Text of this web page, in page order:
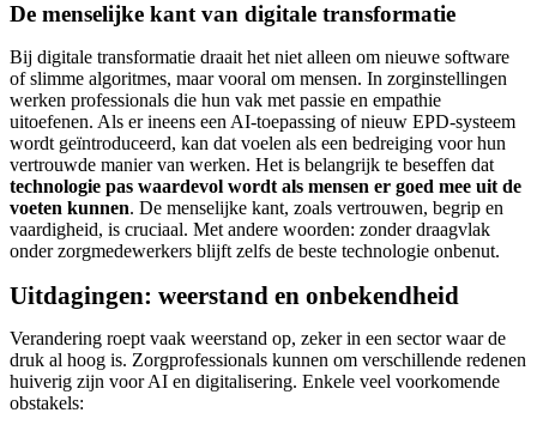
De menselijke kant van digitale transformatie
Bij digitale transformatie draait het niet alleen om nieuwe software
of slimme algoritmes, maar vooral om mensen. In zorginstellingen
werken professionals die hun vak met passie en empathie
uitoefenen. Als er ineens een AI-toepassing of nieuw EPD-systeem
wordt geïntroduceerd, kan dat voelen als een bedreiging voor hun
vertrouwde manier van werken. Het is belangrijk te beseffen dat
technologie pas waardevol wordt als mensen er goed mee uit de
voeten kunnen. De menselijke kant, zoals vertrouwen, begrip en
vaardigheid, is cruciaal. Met andere woorden: zonder draagvlak
onder zorgmedewerkers blijft zelfs de beste technologie onbenut.
Uitdagingen: weerstand en onbekendheid
Verandering roept vaak weerstand op, zeker in een sector waar de
druk al hoog is. Zorgprofessionals kunnen om verschillende redenen
huiverig zijn voor AI en digitalisering. Enkele veel voorkomende
obstakels: